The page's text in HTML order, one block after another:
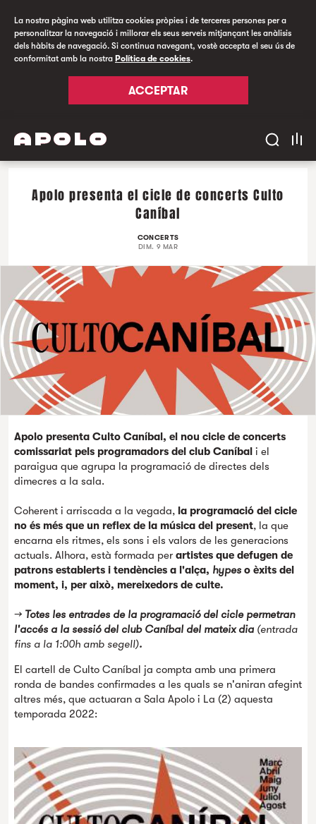
La nostra pàgina web utilitza cookies pròpies i de terceres persones per a
personalitzar la navegació i millorar els seus serveis mitjançant les anàlisis
dels hàbits de navegació. Si continua navegant, vostè accepta el seu ús de
conformitat amb la nostra Política de cookies.
ACCEPTAR
Apolo presenta el cicle de concerts Culto
Caníbal
CONCERTS
DIM. 9 MAR
Apolo presenta Culto Caníbal, el nou cicle de concerts
comissariat pels programadors del club Caníbal i el
paraigua que agrupa la programació de directes dels
dimecres a la sala.
Coherent i arriscada a la vegada, la programació del cicle
no és més que un reflex de la música del present, la que
encarna els ritmes, els sons i els valors de les generacions
actuals. Alhora, està formada per artistes que defugen de
patrons establerts i tendències a l'alça, hypes o èxits del
moment, i, per això, mereixedors de culte.
→ Totes les entrades de la programació del cicle permetran
l'accés a la sessió del club Caníbal del mateix dia (entrada
fins a la 1:00h amb segell).
El cartell de Culto Caníbal ja compta amb una primera
ronda de bandes confirmades a les quals se n'aniran afegint
altres més, que actuaran a Sala Apolo i La (2) aquesta
temporada 2022: